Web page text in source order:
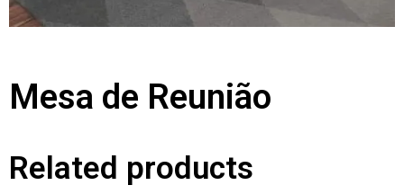
Mesa de Reunião
Related products